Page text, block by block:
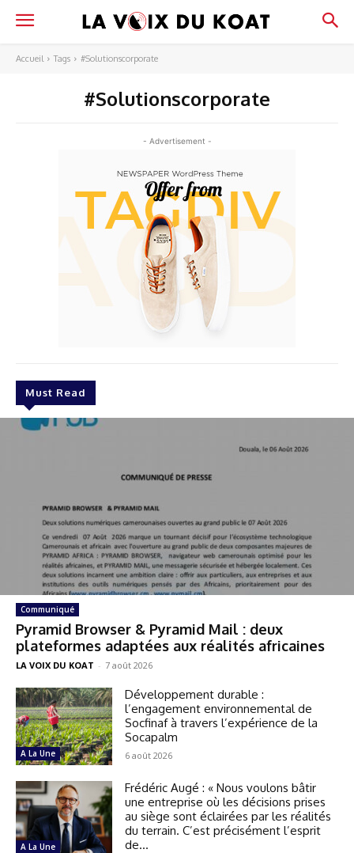
Accueil Tags #Solutionscorporate
#Solutionscorporate
- Advertisement -
Must Read
Communiqué
Pyramid Browser & Pyramid Mail : deux
plateformes adaptées aux réalités africaines
LA VOIX DU KOAT - 7 août 2026
A La Une
Développement durable :
l’engagement environnemental de
Socfinaf à travers l’expérience de la
Socapalm
6 août 2026
A La Une
Frédéric Augé : « Nous voulons bâtir
une entreprise où les décisions prises
au siège sont éclairées par les réalités
du terrain. C’est précisément l’esprit
de...